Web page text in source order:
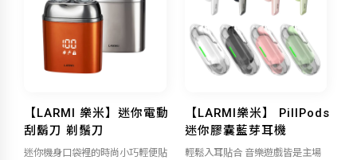
【LARMI 樂米】迷你電動
刮鬍刀 剃鬚刀
迷你機身口袋裡的時尚小巧輕便貼
【LARMI樂米】 PillPods
迷你膠囊藍芽耳機
輕鬆入耳貼合 音樂遊戲皆是主場